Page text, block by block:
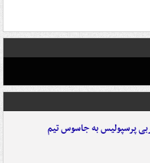
پرسپولیس به جاسوس تیم